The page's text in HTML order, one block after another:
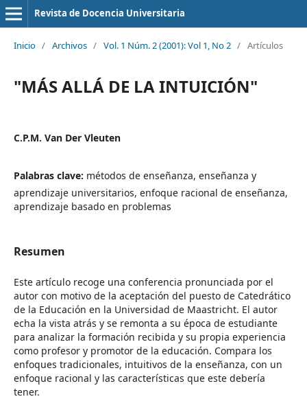
Revista de Docencia Universitaria
Inicio / Archivos / Vol. 1 Núm. 2 (2001): Vol 1, No 2 / Artículos
"MÁS ALLÁ DE LA INTUICIÓN"
C.P.M. Van Der Vleuten
Palabras clave: métodos de enseñanza, enseñanza y
aprendizaje universitarios, enfoque racional de enseñanza,
aprendizaje basado en problemas
Resumen
Este artículo recoge una conferencia pronunciada por el
autor con motivo de la aceptación del puesto de Catedrático
de la Educación en la Universidad de Maastricht. El autor
echa la vista atrás y se remonta a su época de estudiante
para analizar la formación recibida y su propia experiencia
como profesor y promotor de la educación. Compara los
enfoques tradicionales, intuitivos de la enseñanza, con un
enfoque racional y las características que este debería
tener.